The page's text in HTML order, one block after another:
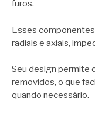
furos.
Esses
radiais e axiais,
Seu design permite
removidos, o que
quando necessário.